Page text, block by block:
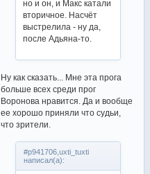
но и он, и Макс катали
вторичное. Насчёт
выстрелила - ну да,
после Адьяна-то.
Ну как сказать... Мне эта прога
больше всех среди прог
Воронова нравится. Да и вообще
ее хорошо приняли что судьи,
что зрители.
#p941706,uxti_tuxti
написал(а):